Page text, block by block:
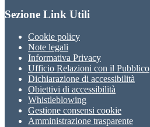
Sezione Link Utili
Cookie policy
Note legali
Informativa Privacy
Ufficio Relazioni con il Pubblico
Dichiarazione di accessibilità
Obiettivi di accessibilità
Whistleblowing
Gestione consensi cookie
Amministrazione trasparente